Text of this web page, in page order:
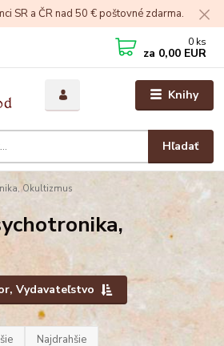
SR a ČR nad 50 € poštovné zdarma.
Knihy
Hľadať
0 ks
za 0,00 EUR
Okultizmus
Vydavateľstvo
Najdrahšie